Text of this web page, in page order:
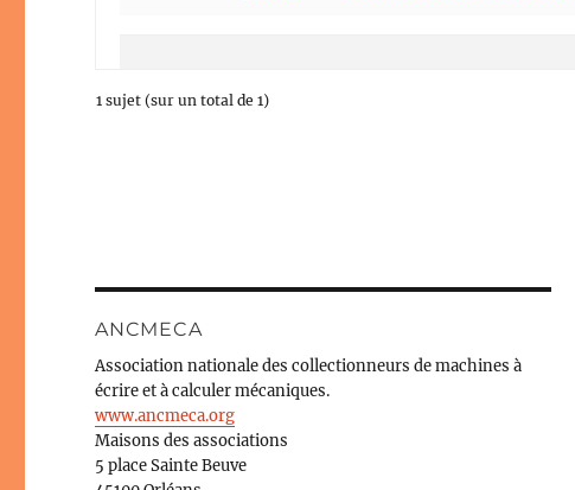
1 sujet (sur un total de 1)
ANCMECA
Association nationale des collectionneurs de machines à
écrire et à calculer mécaniques.
www.ancmeca.org
Maisons des associations
5 place Sainte Beuve